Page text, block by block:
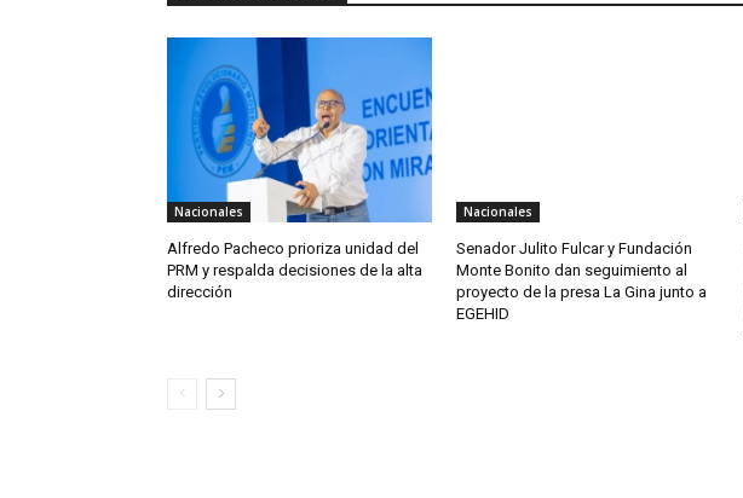
Nacionales
Alfredo Pacheco prioriza unidad del
PRM y respalda decisiones de la alta
dirección
Nacionales
Senador Julito Fulcar y Fundación
Monte Bonito dan seguimiento al
proyecto de la presa La Gina junto a
EGEHID